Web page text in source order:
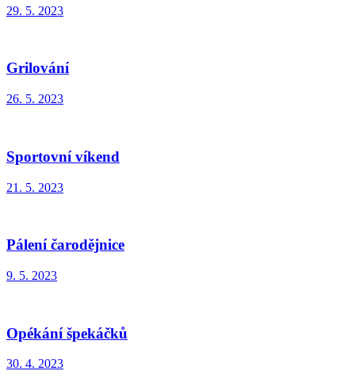
29. 5. 2023
Grilování
26. 5. 2023
Sportovní víkend
21. 5. 2023
Pálení čarodějnice
9. 5. 2023
Opékání špekáčků
30. 4. 2023